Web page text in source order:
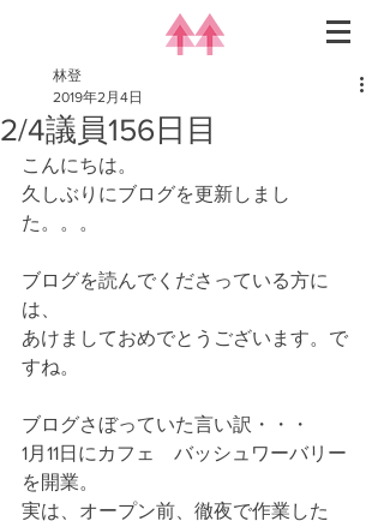
2/4議員156日目
林登
2019年2月4日
こんにちは。
久しぶりにブログを更新しまし
た。。。
ブログを読んでくださっている方に
は、
あけましておめでとうございます。で
すね。
ブログさぼっていた言い訳・・・
1月11日にカフェ　バッシュワーバリー
を開業。
実は、オープン前、徹夜で作業した